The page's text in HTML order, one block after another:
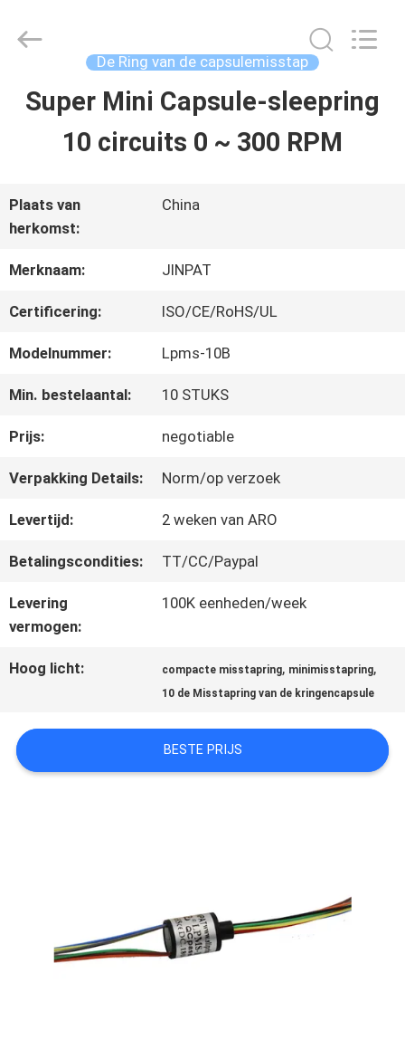
HUIS
VR-
SHOW
ONGEVEER
ONS
FABRIEKSREIS
KWALITEITSCONTROLE
ONS
OM EEN
CITAAT
POLICY
Electronics
Rights
Reserved.
De Ring van de capsulemisstap
Super Mini Capsule-sleepring
10 circuits 0 ~ 300 RPM
Plaats van
herkomst:
China
Merknaam: JINPAT
Certificering: ISO/CE/RoHS/UL
Modelnummer: Lpms-10B
Min. bestelaantal: 10 STUKS
Prijs: negotiable
Verpakking Details: Norm/op verzoek
Levertijd: 2 weken van ARO
Betalingscondities: TT/CC/Paypal
Levering
vermogen:
100K eenheden/week
Hoog licht: compacte misstapring, minimisstapring,
10 de Misstapring van de kringencapsule
BESTE PRIJS